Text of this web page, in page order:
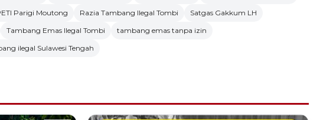
Parigi Moutong Razia Tambang Ilegal Tombi
Satgas Gakkum LH
Tambang Emas Ilegal Tombi
tambang emas tanpa izin
ilegal Sulawesi Tengah